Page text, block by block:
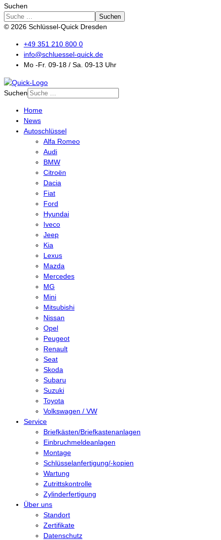
Suchen
Suchen
© 2026 Schlüssel-Quick Dresden
+49 351 210 800 0
info@schluessel-quick.de
Mo -Fr. 09-18 / Sa. 09-13 Uhr
Suchen
Home
News
Autoschlüssel
Alfa Romeo
Audi
BMW
Citroën
Dacia
Fiat
Ford
Hyundai
Iveco
Jeep
Kia
Lexus
Mazda
Mercedes
MG
Mini
Mitsubishi
Nissan
Opel
Peugeot
Renault
Seat
Skoda
Subaru
Suzuki
Toyota
Volkswagen / VW
Service
Briefkästen/Briefkastenanlagen
Einbruchmeldeanlagen
Montage
Schlüsselanfertigung/-kopien
Wartung
Zutrittskontrolle
Zylinderfertigung
Über uns
Standort
Zertifikate
Datenschutz